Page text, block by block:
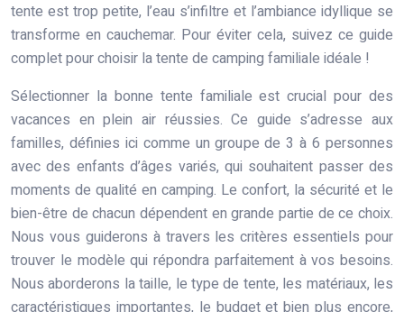
tente est trop petite, l’eau s’infiltre et l’ambiance idyllique se
transforme en cauchemar. Pour éviter cela, suivez ce guide
complet pour choisir la tente de camping familiale idéale !
Sélectionner la bonne tente familiale est crucial pour des
vacances en plein air réussies. Ce guide s’adresse aux
familles, définies ici comme un groupe de 3 à 6 personnes
avec des enfants d’âges variés, qui souhaitent passer des
moments de qualité en camping. Le confort, la sécurité et le
bien-être de chacun dépendent en grande partie de ce choix.
Nous vous guiderons à travers les critères essentiels pour
trouver le modèle qui répondra parfaitement à vos besoins.
Nous aborderons la taille, le type de tente, les matériaux, les
caractéristiques importantes, le budget et bien plus encore,